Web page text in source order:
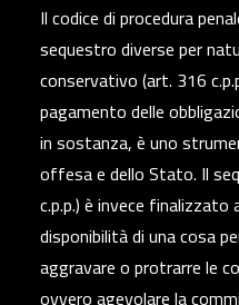
Il codice di procedura
sequestro diverse per
conservativo(art. 316
pagamento delle
in sostanza, è uno
offesa e dello Stato. Il
c.p.p.) è invece finalizzato
disponibilità di una cosa
aggravare o protrarre le
ovvero agevolare la